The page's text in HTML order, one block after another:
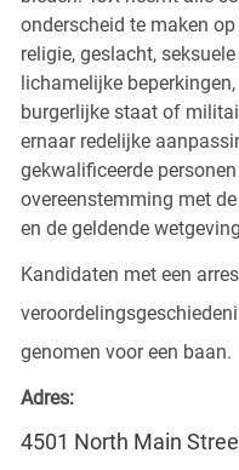
onderscheid te maken
religie, geslacht,
lichamelijke
burgerlijke staat of
ernaar redelijke
gekwalificeerde
overeenstemming met
en de geldende wetgeving
Kandidaten met een
genomen voor een baan.
Adres:
4501 North Main